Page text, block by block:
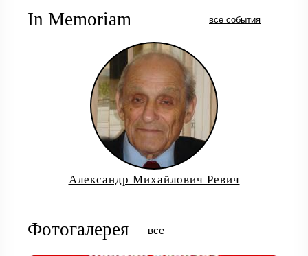
In Memoriam
Александр Михайлович Ревич
все события
Фотогалерея все